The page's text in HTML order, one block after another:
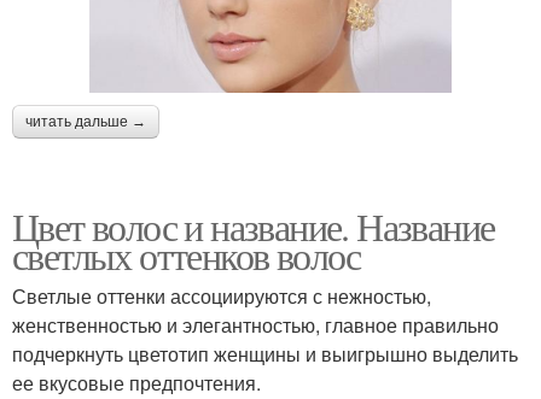
читать дальше →
Цвет волос и название. Название
светлых оттенков волос
Светлые оттенки ассоциируются с нежностью,
женственностью и элегантностью, главное правильно
подчеркнуть цветотип женщины и выигрышно выделить
ее вкусовые предпочтения.